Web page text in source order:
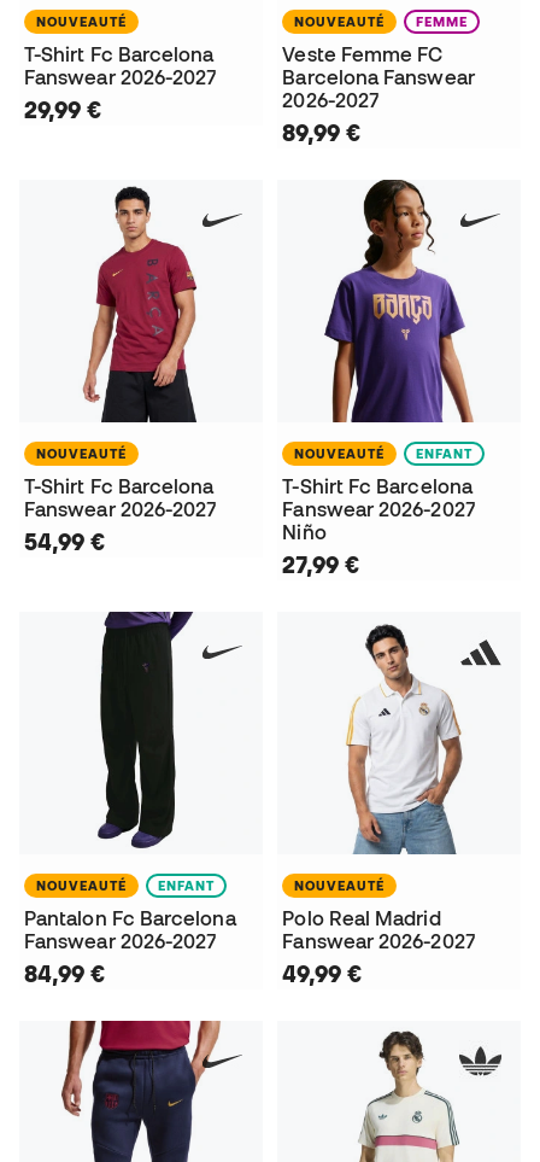
NOUVEAUTÉ
T-Shirt Fc Barcelona
Fanswear 2026-2027
29,99 €
NOUVEAUTÉ FEMME
Veste Femme FC
Barcelona Fanswear
2026-2027
89,99 €
NOUVEAUTÉ
T-Shirt Fc Barcelona
Fanswear 2026-2027
54,99 €
NOUVEAUTÉ ENFANT
T-Shirt Fc Barcelona
Fanswear 2026-2027
Niño
27,99 €
NOUVEAUTÉ ENFANT
Pantalon Fc Barcelona
Fanswear 2026-2027
84,99 €
NOUVEAUTÉ
Polo Real Madrid
Fanswear 2026-2027
49,99 €